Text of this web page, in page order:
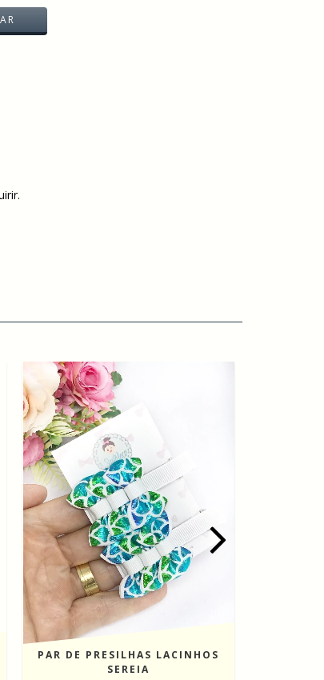
PAR DE PRESILHAS LACINHOS
SEREIA